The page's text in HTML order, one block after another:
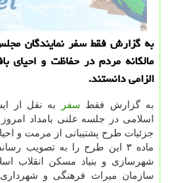
به گزارش فقط سفر نمایندگان
مالكانه مردم در حفاظت و احیای
الزامی دانستند.
به گزارش فقط سفر
به نقل از
اسلامی در جلسه علنی بامداد
جزئیات طرح پشتیبانی از مرمت و
ماده ۳ این طرح را به تصویب
شهرسازی و بنیاد مسكن انقلاب
سازمان میراث فرهنگی و